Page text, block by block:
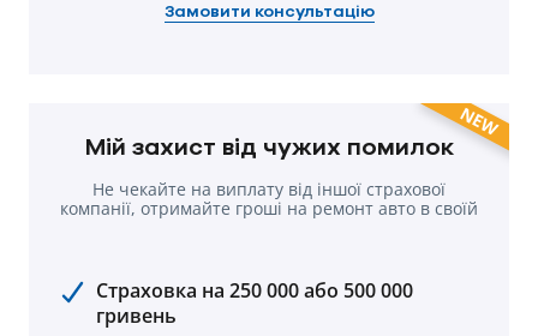
Замовити консультацію
NEW
Мій захист від чужих помилок
Не чекайте на виплату від іншої страхової
компанії, отримайте гроші на ремонт авто в cвоїй
Страховка на 250 000 або 500 000
гривень